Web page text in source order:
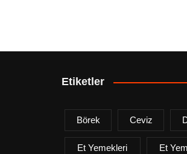
Etiketler
Börek Ceviz
Et Yemekleri Et